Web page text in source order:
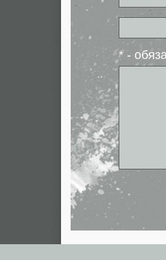
* -